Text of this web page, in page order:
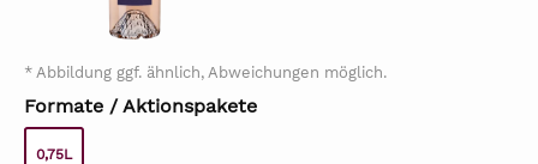
* Abbildung ggf. ähnlich, Abweichungen möglich.
Formate / Aktionspakete
0,75L